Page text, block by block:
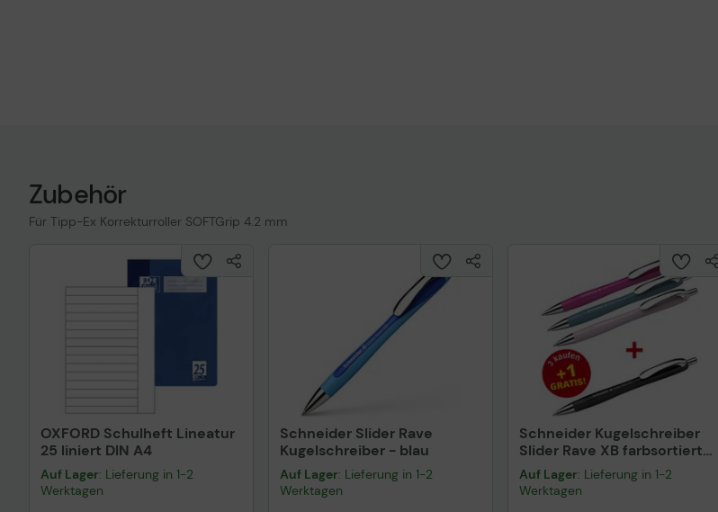
Zubehör
Für Tipp-Ex Korrekturroller SOFTGrip 4.2 mm
OXFORD Schulheft Lineatur
25 liniert DIN A4
Auf Lager: Lieferung in 1-2
Werktagen
Schneider Slider Rave
Kugelschreiber - blau
Auf Lager: Lieferung in 1-2
Werktagen
Schneider Kugelschreiber
Slider Rave XB farbsortiert
Schreibfarbe blau, 3 St. +
GRATIS 1 Slider Rave XB
schwarz
Auf Lager: Lieferung in 1-2
Werktagen